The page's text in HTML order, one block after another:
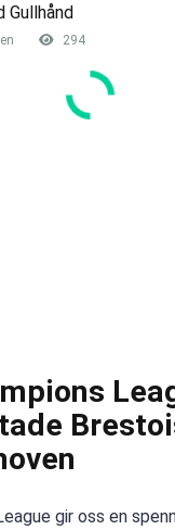
Gullhånd
294
gir oss en